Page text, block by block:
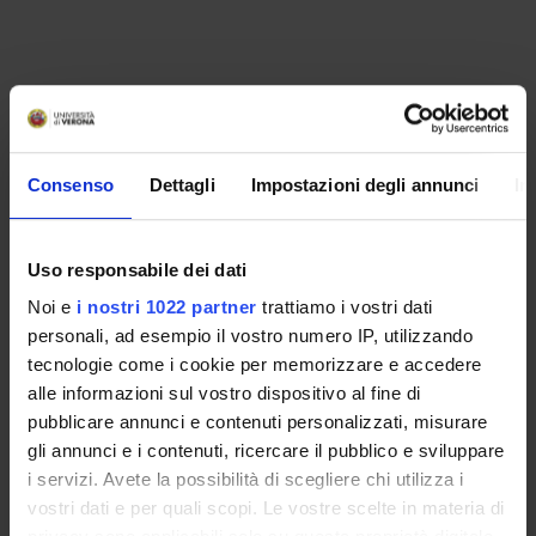
Consenso Dettagli Impostazioni degli annunci
Uso responsabile dei dati
Noi e i nostri 1022 partner trattiamo i vostri dati
personali, ad esempio il vostro numero IP, utilizzando
tecnologie come i cookie per memorizzare e accedere
alle informazioni sul vostro dispositivo al fine di
pubblicare annunci e contenuti personalizzati, misurare
gli annunci e i contenuti, ricercare il pubblico e sviluppare
i servizi. Avete la possibilità di scegliere chi utilizza i
vostri dati e per quali scopi. Le vostre scelte in materia di
LUOGHI DI INTERESSE